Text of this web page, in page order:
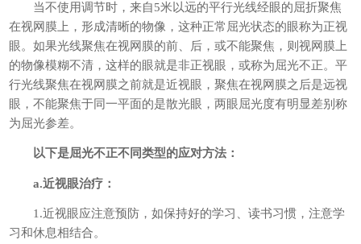
当不使用调节时，来自5米以远的平行光线经眼的屈折聚焦
在视网膜上，形成清晰的物像，这种正常屈光状态的眼称为正视
眼。如果光线聚焦在视网膜的前、后，或不能聚焦，则视网膜上
的物像模糊不清，这样的眼就是非正视眼，或称为屈光不正。平
行光线聚焦在视网膜之前就是近视眼，聚焦在视网膜之后是远视
眼，不能聚焦于同一平面的是散光眼，两眼屈光度有明显差别称
为屈光参差。
以下是屈光不正不同类型的应对方法：
a.近视眼治疗：
1.近视眼应注意预防，如保持好的学习、读书习惯，注意学
习和休息相结合。